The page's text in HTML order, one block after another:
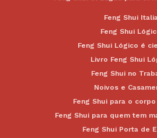
Feng Shui Italia
Feng Shui
Feng Shui Lógico é
Livro Feng Shui
Feng Shui no
Noivos e
Feng Shui para o
Feng Shui para quem tem
Feng Shui Porta de